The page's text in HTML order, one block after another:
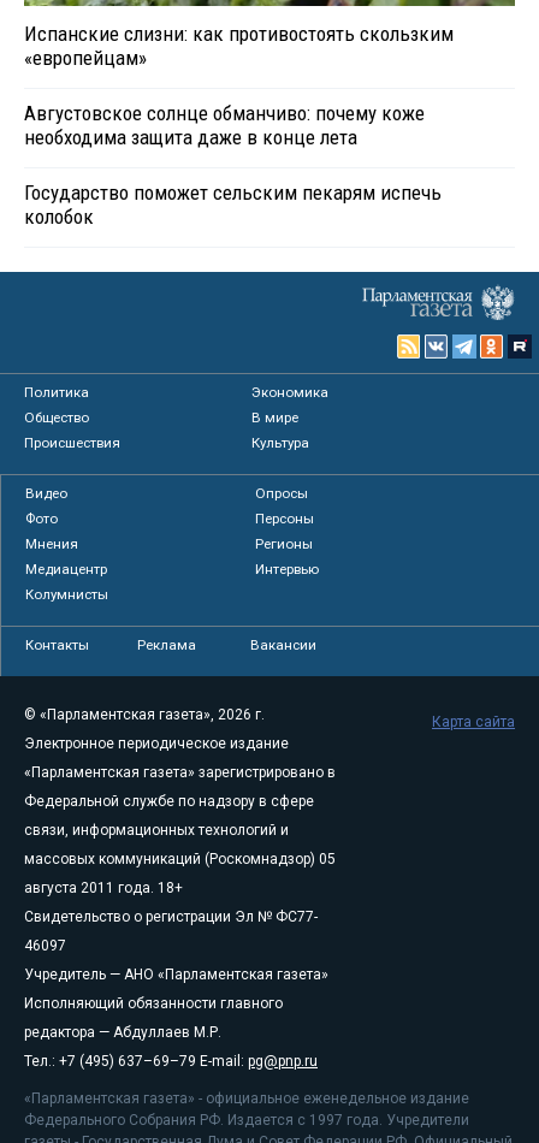
Испанские слизни: как противостоять скользким
«европейцам»
Августовское солнце обманчиво: почему коже
необходима защита даже в конце лета
Государство поможет сельским пекарям испечь
колобок
Политика
Экономика
Общество
В мире
Происшествия
Культура
Видео
Опросы
Фото
Персоны
Мнения
Регионы
Медиацентр
Интервью
Колумнисты
Контакты Реклама Вакансии
© «Парламентская газета», 2026 г.
Электронное периодическое издание
«Парламентская газета» зарегистрировано в
Федеральной службе по надзору в сфере
связи, информационных технологий и
массовых коммуникаций (Роскомнадзор) 05
августа 2011 года. 18+
Свидетельство о регистрации Эл № ФС77-
46097
Учредитель — АНО «Парламентская газета»
Исполняющий обязанности главного
редактора — Абдуллаев М.Р.
Тел.: +7 (495) 637–69–79 E-mail: pg@pnp.ru
«Парламентская газета» - официальное еженедельное издание
Федерального Собрания РФ. Издается с 1997 года. Учредители
Карта сайта